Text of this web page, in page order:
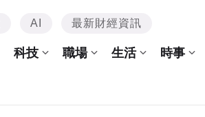
AI 最新財經資訊
科技 職場 生活 時事